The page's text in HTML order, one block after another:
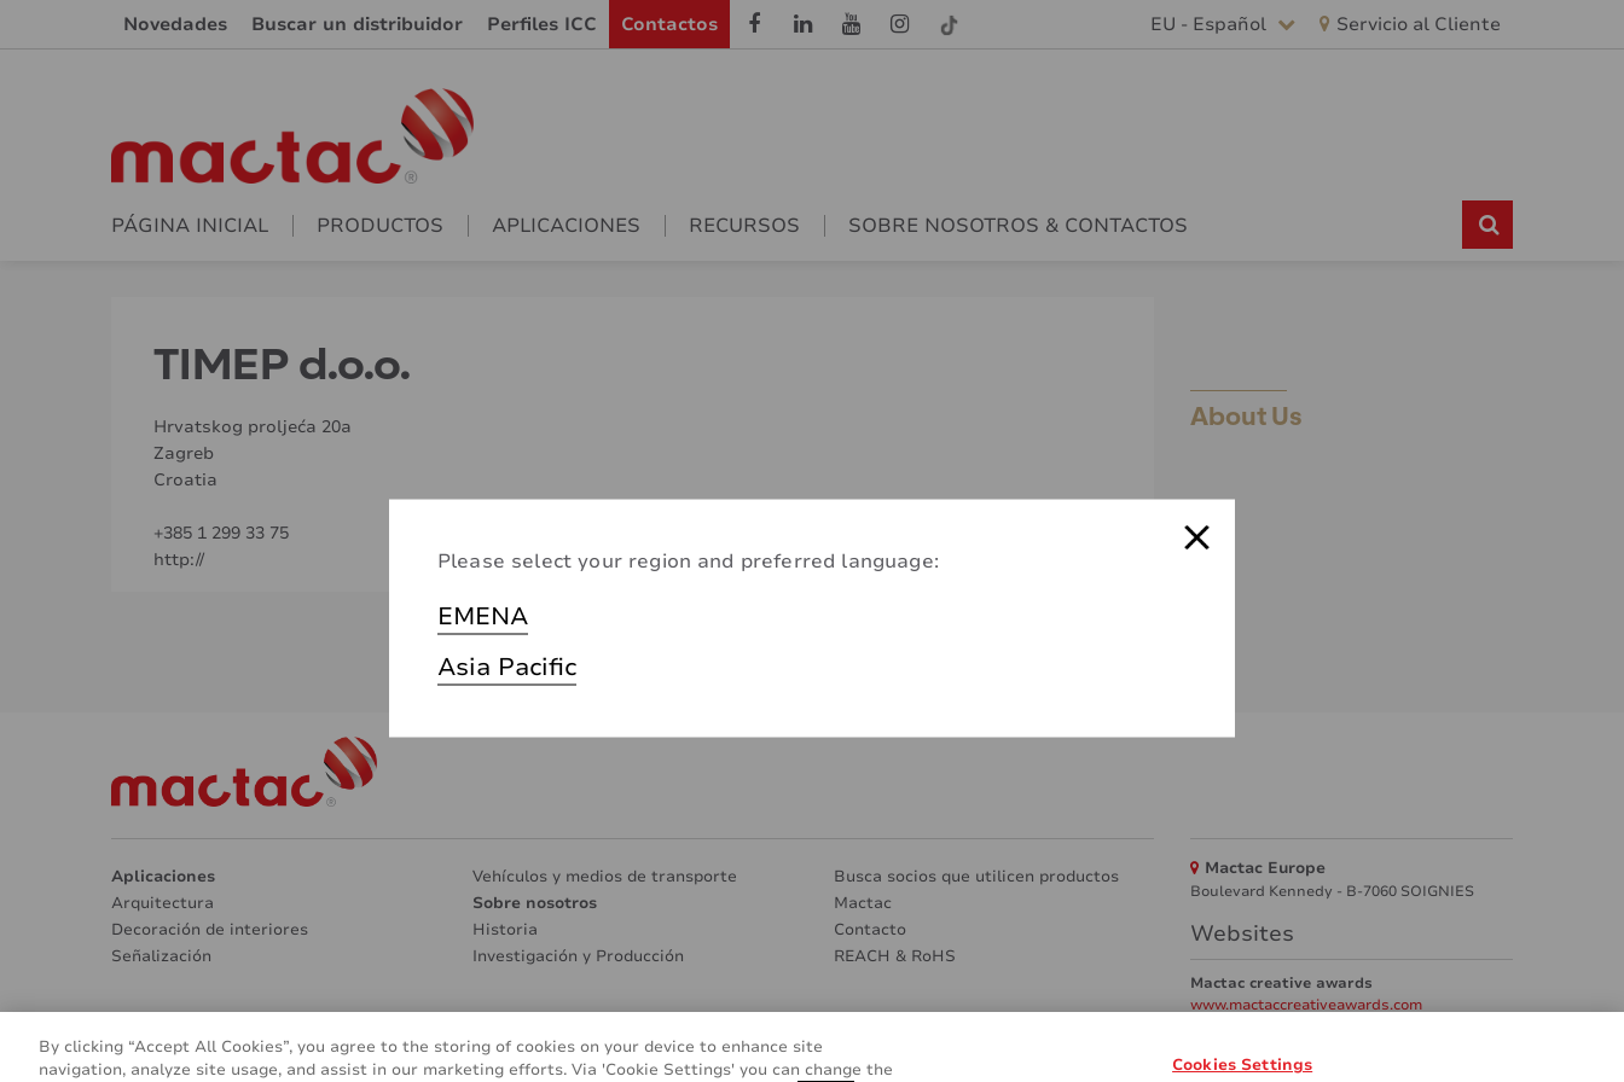
Novedades Buscar un distribuidor Perfiles ICC Contactos EU - Español
Please select your region and preferred language:
EMENA
Asia Pacific
Servicio al Cliente
PÁGINA INICIAL PRODUCTOS APLICACIONES RECURSOS SOBRE NOSOTROS & CONTACTOS
TIMEP d.o.o.
Hrvatskog proljeća 20a
Zagreb
Croatia
+385 1 299 33 75
http://
About Us
Aplicaciones
Arquitectura
Decoración de interiores
Señalización
Vehículos y medios de transporte
Sobre nosotros
Historia
Investigación y Producción
Busca socios que utilicen productos
Mactac
Contacto
REACH & RoHS
Mactac Europe
Boulevard Kennedy - B-7060 SOIGNIES
Websites
Mactac creative awards
www.mactaccreativeawards.com
© 2016 - 2026 Glosario Cookie Policy FAQ (Preguntas frecuente) GDPR Legal & Privacy Notices
By clicking “Accept All Cookies”, you agree to the storing of cookies on your device to enhance site
navigation, analyze site usage, and assist in our marketing efforts. Via 'Cookie Settings' you can change the
Cookies Settings